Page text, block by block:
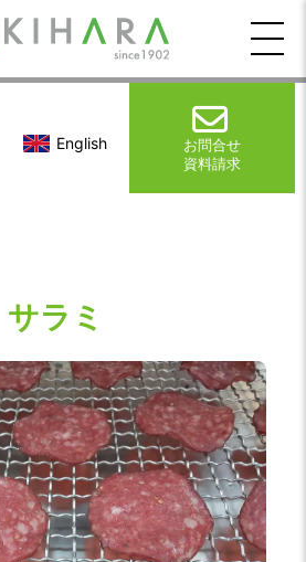
English
お問合せ
資料請求
サラミ